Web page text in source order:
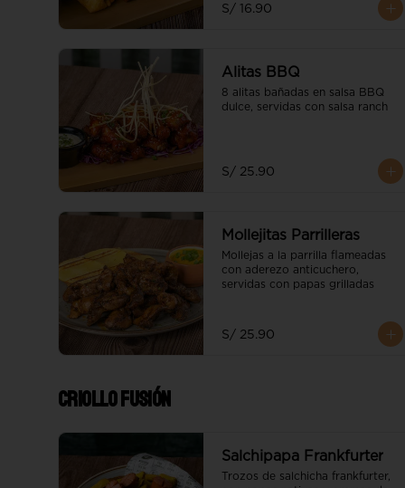
S/ 16.90
Alitas BBQ
8 alitas bañadas en salsa BBQ
dulce, servidas con salsa ranch
S/ 25.90
Mollejitas Parrilleras
Mollejas a la parrilla flameadas
con aderezo anticuchero,
servidas con papas grilladas
S/ 25.90
Criollo Fusión
Salchipapa Frankfurter
Trozos de salchicha frankfurter,